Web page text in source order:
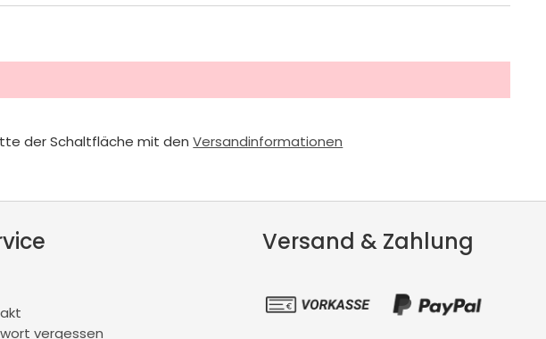
der Schaltfläche mit denVersandinformationen
vergessen
Versand & Zahlung